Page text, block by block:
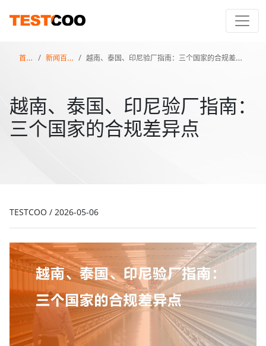
首页 新闻百科 越南、泰国、印尼验厂指南：三个国家的合规差异点
越南、泰国、印尼验厂指南：
三个国家的合规差异点
TESTCOO / 2026-05-06